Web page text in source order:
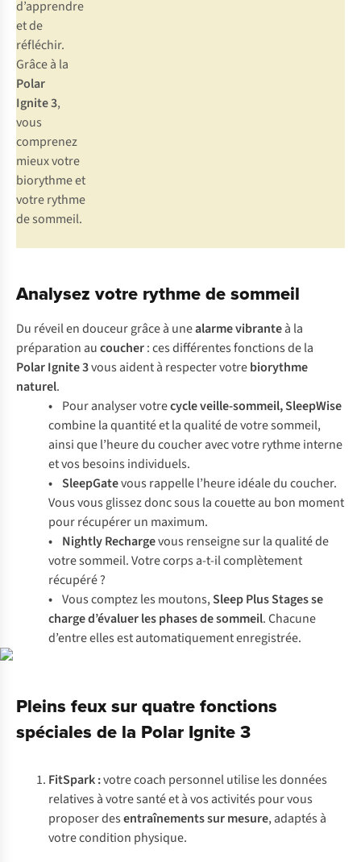
d’apprendre
et de
réfléchir.
Grâce à la
Polar
Ignite 3,
vous
comprenez
mieux votre
biorythme et
votre rythme
de sommeil.
Analysez votre rythme de sommeil
Du réveil en douceur grâce à unealarme vibranteà la
préparation aucoucher: ces différentes fonctions de la
Polar Ignite 3vous aident à respecter votrebiorythme
naturel.
• Pour analyser votrecycle veille-sommeil, SleepWise
combine la quantité et la qualité de votre sommeil,
ainsi que l’heure du coucher avec votre rythme interne
et vos besoins individuels.
• SleepGatevous rappelle l’heure idéale du coucher.
Vous vous glissez donc sous la couette au bon moment
pour récupérer un maximum.
• Nightly Rechargevous renseigne sur la qualité de
votre sommeil. Votre corps a-t-il complètement
récupéré ?
• Vous comptez les moutons,Sleep Plus Stagesse
charge d’évaluer les phases de sommeil. Chacune
d’entre elles est automatiquement enregistrée.
Pleins feux sur quatre fonctions
spéciales de la Polar Ignite 3
FitSpark :votre coach personnel utilise les données
relatives à votre santé et à vos activités pour vous
proposer desentraînements sur mesure, adaptés à
votre condition physique.